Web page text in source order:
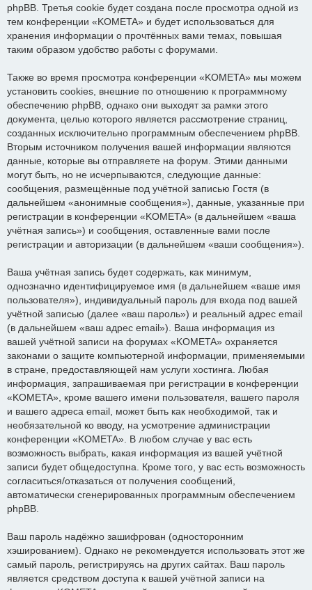
phpBB. Третья cookie будет создана после просмотра одной из
тем конференции «KOMETA» и будет использоваться для
хранения информации о прочтённых вами темах, повышая
таким образом удобство работы с форумами.
Также во время просмотра конференции «KOMETA» мы можем
установить cookies, внешние по отношению к программному
обеспечению phpBB, однако они выходят за рамки этого
документа, целью которого является рассмотрение страниц,
созданных исключительно программным обеспечением phpBB.
Вторым источником получения вашей информации являются
данные, которые вы отправляете на форум. Этими данными
могут быть, но не исчерпываются, следующие данные:
сообщения, размещённые под учётной записью Гостя (в
дальнейшем «анонимные сообщения»), данные, указанные при
регистрации в конференции «KOMETA» (в дальнейшем «ваша
учётная запись») и сообщения, оставленные вами после
регистрации и авторизации (в дальнейшем «ваши сообщения»).
Ваша учётная запись будет содержать, как минимум,
однозначно идентифицируемое имя (в дальнейшем «ваше имя
пользователя»), индивидуальный пароль для входа под вашей
учётной записью (далее «ваш пароль») и реальный адрес email
(в дальнейшем «ваш адрес email»). Ваша информация из
вашей учётной записи на форумах «KOMETA» охраняется
законами о защите компьютерной информации, применяемыми
в стране, предоставляющей нам услуги хостинга. Любая
информация, запрашиваемая при регистрации в конференции
«KOMETA», кроме вашего имени пользователя, вашего пароля
и вашего адреса email, может быть как необходимой, так и
необязательной ко вводу, на усмотрение администрации
конференции «KOMETA». В любом случае у вас есть
возможность выбрать, какая информация из вашей учётной
записи будет общедоступна. Кроме того, у вас есть возможность
согласиться/отказаться от получения сообщений,
автоматически сгенерированных программным обеспечением
phpBB.
Ваш пароль надёжно зашифрован (односторонним
хэшированием). Однако не рекомендуется использовать этот же
самый пароль, регистрируясь на других сайтах. Ваш пароль
является средством доступа к вашей учётной записи на